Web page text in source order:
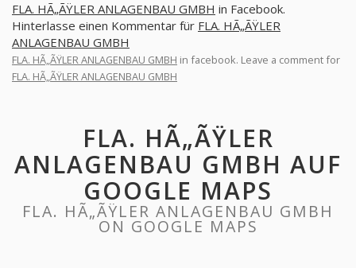
FLA. HÃ„ÃŸLER ANLAGENBAU GMBH in Facebook.
Hinterlasse einen Kommentar für FLA. HÃ„ÃŸLER
ANLAGENBAU GMBH
FLA. HÃ„ÃŸLER ANLAGENBAU GMBH in facebook. Leave a comment for
FLA. HÃ„ÃŸLER ANLAGENBAU GMBH
FLA. HÃ„ÃŸLER
ANLAGENBAU GMBH AUF
GOOGLE MAPS
FLA. HÃ„ÃŸLER ANLAGENBAU GMBH
ON GOOGLE MAPS